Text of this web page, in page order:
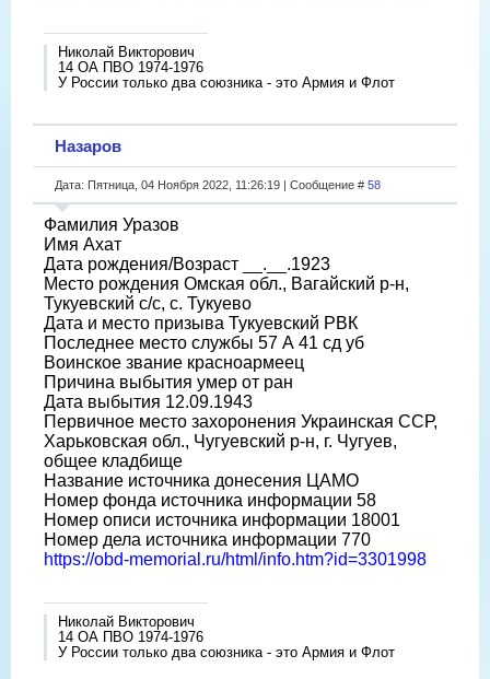
Николай Викторович
14 ОА ПВО 1974-1976
У России только два союзника - это Армия и Флот
Назаров
Дата: Пятница, 04 Ноября 2022, 11:26:19 | Сообщение # 58
Фамилия Уразов
Имя Ахат
Дата рождения/Возраст __.__.1923
Место рождения Омская обл., Вагайский р-н,
Тукуевский с/с, с. Тукуево
Дата и место призыва Тукуевский РВК
Последнее место службы 57 А 41 сд уб
Воинское звание красноармеец
Причина выбытия умер от ран
Дата выбытия 12.09.1943
Первичное место захоронения Украинская ССР,
Харьковская обл., Чугуевский р-н, г. Чугуев,
общее кладбище
Название источника донесения ЦАМО
Номер фонда источника информации 58
Номер описи источника информации 18001
Номер дела источника информации 770
https://obd-memorial.ru/html/info.htm?id=3301998
Николай Викторович
14 ОА ПВО 1974-1976
У России только два союзника - это Армия и Флот